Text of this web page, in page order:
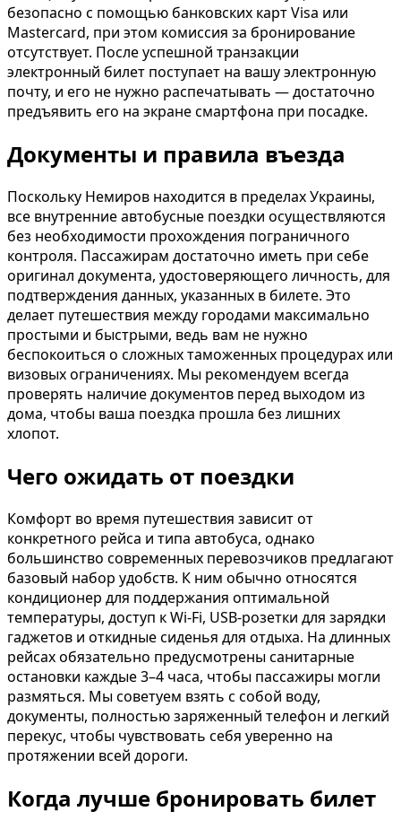
безопасно с помощью банковских карт Visa или
Mastercard, при этом комиссия за бронирование
отсутствует. После успешной транзакции
электронный билет поступает на вашу электронную
почту, и его не нужно распечатывать — достаточно
предъявить его на экране смартфона при посадке.
Документы и правила въезда
Поскольку Немиров находится в пределах Украины,
все внутренние автобусные поездки осуществляются
без необходимости прохождения пограничного
контроля. Пассажирам достаточно иметь при себе
оригинал документа, удостоверяющего личность, для
подтверждения данных, указанных в билете. Это
делает путешествия между городами максимально
простыми и быстрыми, ведь вам не нужно
беспокоиться о сложных таможенных процедурах или
визовых ограничениях. Мы рекомендуем всегда
проверять наличие документов перед выходом из
дома, чтобы ваша поездка прошла без лишних
хлопот.
Чего ожидать от поездки
Комфорт во время путешествия зависит от
конкретного рейса и типа автобуса, однако
большинство современных перевозчиков предлагают
базовый набор удобств. К ним обычно относятся
кондиционер для поддержания оптимальной
температуры, доступ к Wi-Fi, USB-розетки для зарядки
гаджетов и откидные сиденья для отдыха. На длинных
рейсах обязательно предусмотрены санитарные
остановки каждые 3–4 часа, чтобы пассажиры могли
размяться. Мы советуем взять с собой воду,
документы, полностью заряженный телефон и легкий
перекус, чтобы чувствовать себя уверенно на
протяжении всей дороги.
Когда лучше бронировать билет